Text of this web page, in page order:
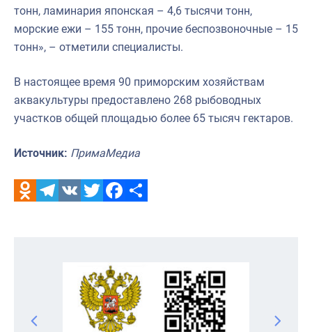
тонн, ламинария японская – 4,6 тысячи тонн,
морские ежи – 155 тонн, прочие беспозвоночные – 15
тонн», – отметили специалисты.
В настоящее время 90 приморским хозяйствам
аквакультуры предоставлено 268 рыбоводных
участков общей площадью более 65 тысяч гектаров.
Источник: ПримаМедиа